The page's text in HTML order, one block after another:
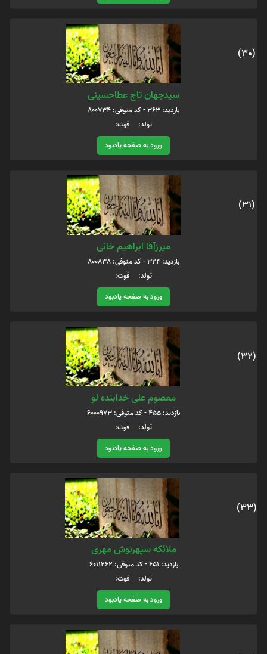
(30)
سیدجهان تاج عطاحسینی
بازدید: 363 - کد متوفی: 800734
تولد: فوت:
ورود به صفحه یادبود
(31)
میرزآقا ابراهیم خانی
بازدید: 324 - کد متوفی: 800838
تولد: فوت:
ورود به صفحه یادبود
(32)
معصوم علی خدابنده لو
بازدید: 455 - کد متوفی: 6000973
تولد: فوت:
ورود به صفحه یادبود
(33)
ملائکه سپهرنوش مهری
بازدید: 651 - کد متوفی: 6011262
تولد: فوت:
ورود به صفحه یادبود